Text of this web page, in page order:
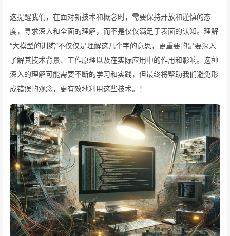
这提醒我们，在面对新技术和概念时，需要保持开放和谨慎的态
度，寻求深入和全面的理解，而不是仅仅满足于表面的认知。理解
“大模型的训练”不仅仅是理解这几个字的意思，更重要的是要深入
了解其技术背景、工作原理以及在实际应用中的作用和影响。这种
深入的理解可能需要不断的学习和实践，但最终将帮助我们避免形
成错误的观念，更有效地利用这些技术。！